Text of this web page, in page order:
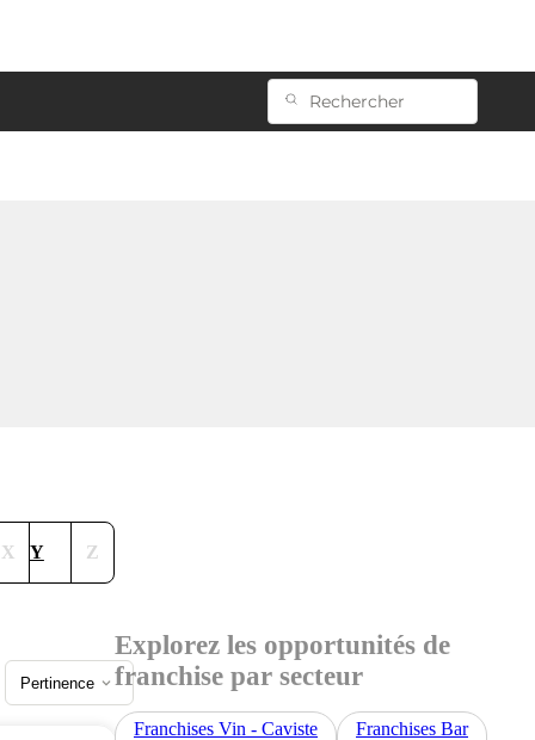
X Y Z
Pertinence
Explorez les opportunités de
franchise par secteur
Franchises Vin - Caviste Franchises Bar